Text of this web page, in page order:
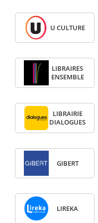
U CULTURE
LIBRAIRES
ENSEMBLE
LIBRAIRIE
DIALOGUES
GIBERT
LIREKA